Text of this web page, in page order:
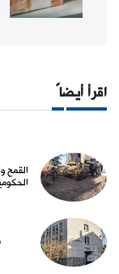
اقرأ أيضاً